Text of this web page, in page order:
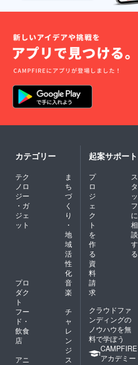
カテゴリー
テク
ノロ
ジー
・ガ
ジェ
ット
ま
ち
づ
く
り
・
地
域
活
性
化
プロ
ダク
ト
音
楽
フー
ド・
飲食
店
チ
ャ
レ
ン
ジ
アニ
ス
起案サポート
プ
ロ
ジ
ェ
ク
ト
を
作
る
ス
タ
ッ
フ
に
相
談
す
る
資
料
請
求
クラウドファ
ンディングの
ノウハウを無
料で学ぼう
CAMPFIRE
アカデミー